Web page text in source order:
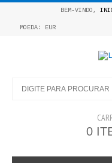
BEM-VINDO,
MOEDA: EUR
0